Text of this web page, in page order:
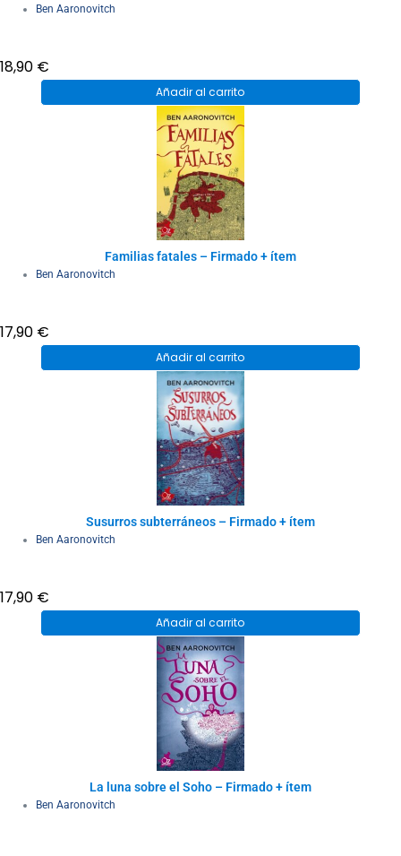
Ben Aaronovitch
18,90 €
Añadir al carrito
Familias fatales – Firmado + ítem
Ben Aaronovitch
17,90 €
Añadir al carrito
Susurros subterráneos – Firmado + ítem
Ben Aaronovitch
17,90 €
Añadir al carrito
La luna sobre el Soho – Firmado + ítem
Ben Aaronovitch